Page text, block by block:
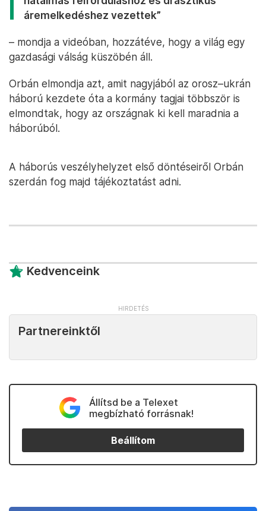
áremelkedéshez vezettek”
– mondja a videóban, hozzátéve, hogy a világ egy
gazdasági válság küszöbén áll.
Orbán elmondja azt, amit nagyjából az orosz–ukrán
háború kezdete óta a kormány tagjai többször is
elmondtak, hogy az országnak ki kell maradnia a
háborúból.
A háborús veszélyhelyzet első döntéseiről Orbán
szerdán fog majd tájékoztatást adni.
Kedvenceink
Partnereinktől
Állítsd be a Telexet
megbízható forrásnak!
Beállítom